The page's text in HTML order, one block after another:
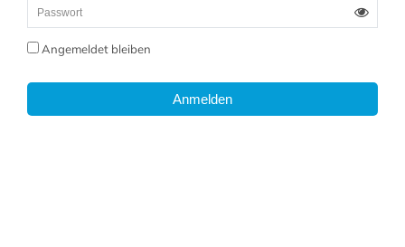
Angemeldet bleiben
Anmelden